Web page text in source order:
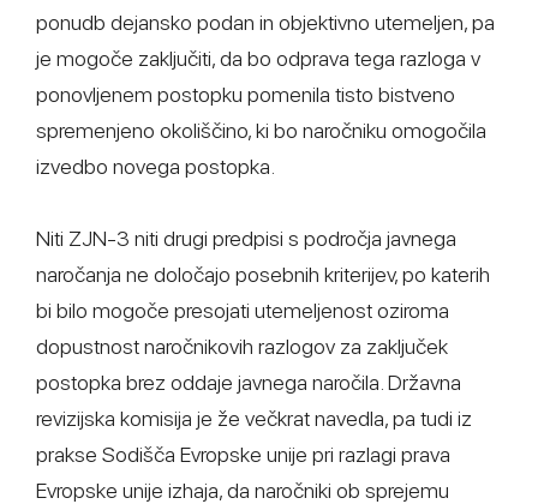
ponudb dejansko podan in objektivno utemeljen, pa
je mogoče zaključiti, da bo odprava tega razloga v
ponovljenem postopku pomenila tisto bistveno
spremenjeno okoliščino, ki bo naročniku omogočila
izvedbo novega postopka.
Niti ZJN-3 niti drugi predpisi s področja javnega
naročanja ne določajo posebnih kriterijev, po katerih
bi bilo mogoče presojati utemeljenost oziroma
dopustnost naročnikovih razlogov za zaključek
postopka brez oddaje javnega naročila. Državna
revizijska komisija je že večkrat navedla, pa tudi iz
prakse Sodišča Evropske unije pri razlagi prava
Evropske unije izhaja, da naročniki ob sprejemu